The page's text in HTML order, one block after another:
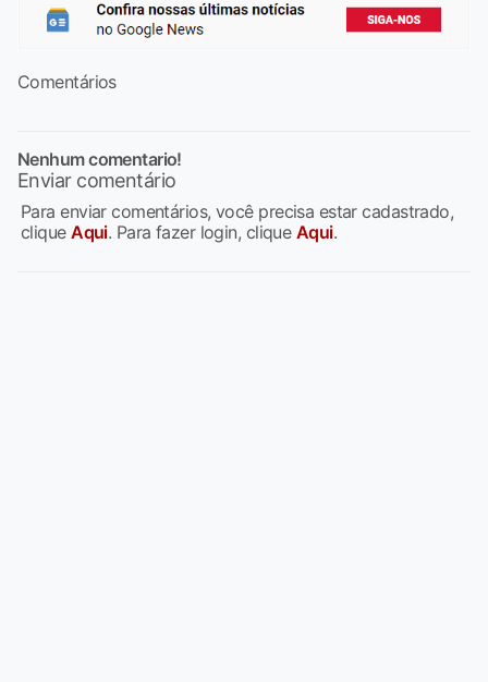
Comentários
Nenhum comentario!
Enviar comentário
Para enviar comentários, você precisa estar cadastrado,
cliqueAqui. Para fazer login, clique Aqui.